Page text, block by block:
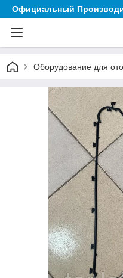
Официальный
Оборудование для